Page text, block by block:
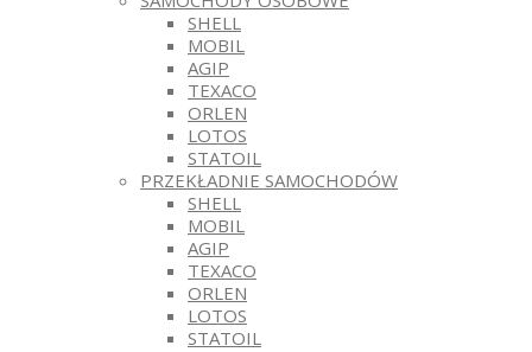
SHELL
MOBIL
AGIP
TEXACO
ORLEN
LOTOS
STATOIL
PRZEKŁADNIE SAMOCHODÓW
SHELL
MOBIL
AGIP
TEXACO
ORLEN
LOTOS
STATOIL